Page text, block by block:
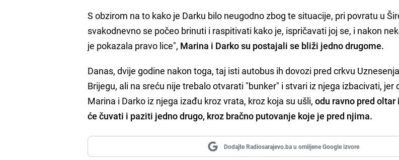
S obzirom na to kako je Darku bilo neugodno zbog te situacije, pri povratu u
svakodnevno se počeo brinuti i raspitivati kako je, ispričavati joj se, i nakon
je pokazala pravo lice", Marina i Darko su postajali se bliži jedno drugome.
Danas, dvije godine nakon toga, taj isti autobus ih dovozi pred crkvu
Brijegu, ali na sreću nije trebalo otvarati "bunker" i stvari iz njega izbacivati, jer
Marina i Darko iz njega izađu kroz vrata, kroz koja su ušli,odu ravno pred
će čuvati i paziti jedno drugo, kroz bračno putovanje koje je pred njima.
Dodajte Radiosarajevo.ba u omiljene Google izvore